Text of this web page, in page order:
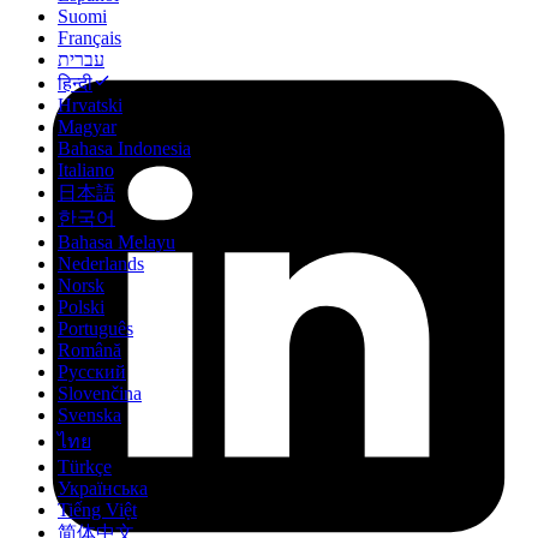
Suomi
Français
עברית
हिन्दी
Hrvatski
Magyar
Bahasa Indonesia
Italiano
日本語
한국어
Bahasa Melayu
Nederlands
Norsk
Polski
Português
Română
Русский
Slovenčina
Svenska
ไทย
Türkçe
Українська
Tiếng Việt
简体中文